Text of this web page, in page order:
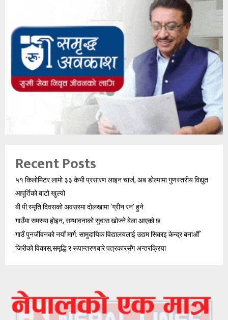
Recent Posts
५१ किलोमिटर लामो ३३ केभी प्रसारण लाइन चार्ज, अब डोल्पामा गुणस्तरीय विद्युत
आपूर्तिको बाटो खुल्यो
बी.पी.स्मृति दिवसको अवसरमा दोलखामा ‘ग्रीन रन’ हुने
गाउँमा समस्या होइन, सम्भावनाको सुवास खोज्ने बेला आएको छ
गाउँ पुनर्जीवनको नयाँ मार्ग: सामुदायिक विद्यालयलाई उद्यम सिकाइ केन्द्र बनाऔँ
जिरीको विकास,समृद्धि र रूपान्तरणबारे पत्रकारसँग अन्तरक्रिया